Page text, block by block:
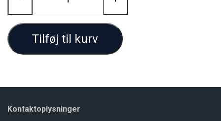
Tilføj til kurv
Kontaktoplysninger